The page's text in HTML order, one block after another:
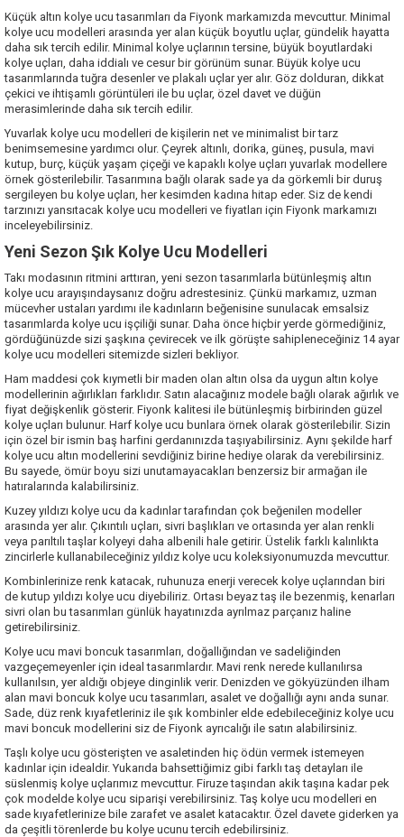
Küçük altın kolye ucu tasarımları da Fiyonk markamızda mevcuttur. Minimal
kolye ucu modelleri arasında yer alan küçük boyutlu uçlar, gündelik hayatta
daha sık tercih edilir. Minimal kolye uçlarının tersine, büyük boyutlardaki
kolye uçları, daha iddialı ve cesur bir görünüm sunar. Büyük kolye ucu
tasarımlarında tuğra desenler ve plakalı uçlar yer alır. Göz dolduran, dikkat
çekici ve ihtişamlı görüntüleri ile bu uçlar, özel davet ve düğün
merasimlerinde daha sık tercih edilir.
Yuvarlak kolye ucu modelleri de kişilerin net ve minimalist bir tarz
benimsemesine yardımcı olur. Çeyrek altınlı, dorika, güneş, pusula, mavi
kutup, burç, küçük yaşam çiçeği ve kapaklı kolye uçları yuvarlak modellere
örnek gösterilebilir. Tasarımına bağlı olarak sade ya da görkemli bir duruş
sergileyen bu kolye uçları, her kesimden kadına hitap eder. Siz de kendi
tarzınızı yansıtacak kolye ucu modelleri ve fiyatları için Fiyonk markamızı
inceleyebilirsiniz.
Yeni Sezon Şık Kolye Ucu Modelleri
Takı modasının ritmini arttıran, yeni sezon tasarımlarla bütünleşmiş altın
kolye ucu arayışındaysanız doğru adrestesiniz. Çünkü markamız, uzman
mücevher ustaları yardımı ile kadınların beğenisine sunulacak emsalsiz
tasarımlarda kolye ucu işçiliği sunar. Daha önce hiçbir yerde görmediğiniz,
gördüğünüzde sizi şaşkına çevirecek ve ilk görüşte sahipleneceğiniz 14 ayar
kolye ucu modelleri sitemizde sizleri bekliyor.
Ham maddesi çok kıymetli bir maden olan altın olsa da uygun altın kolye
modellerinin ağırlıkları farklıdır. Satın alacağınız modele bağlı olarak ağırlık ve
fiyat değişkenlik gösterir. Fiyonk kalitesi ile bütünleşmiş birbirinden güzel
kolye uçları bulunur. Harf kolye ucu bunlara örnek olarak gösterilebilir. Sizin
için özel bir ismin baş harfini gerdanınızda taşıyabilirsiniz. Aynı şekilde harf
kolye ucu altın modellerini sevdiğiniz birine hediye olarak da verebilirsiniz.
Bu sayede, ömür boyu sizi unutamayacakları benzersiz bir armağan ile
hatıralarında kalabilirsiniz.
Kuzey yıldızı kolye ucu da kadınlar tarafından çok beğenilen modeller
arasında yer alır. Çıkıntılı uçları, sivri başlıkları ve ortasında yer alan renkli
veya parıltılı taşlar kolyeyi daha albenili hale getirir. Üstelik farklı kalınlıkta
zincirlerle kullanabileceğiniz yıldız kolye ucu koleksiyonumuzda mevcuttur.
Kombinlerinize renk katacak, ruhunuza enerji verecek kolye uçlarından biri
de kutup yıldızı kolye ucu diyebiliriz. Ortası beyaz taş ile bezenmiş, kenarları
sivri olan bu tasarımları günlük hayatınızda ayrılmaz parçanız haline
getirebilirsiniz.
Kolye ucu mavi boncuk tasarımları, doğallığından ve sadeliğinden
vazgeçemeyenler için ideal tasarımlardır. Mavi renk nerede kullanılırsa
kullanılsın, yer aldığı objeye dinginlik verir. Denizden ve gökyüzünden ilham
alan mavi boncuk kolye ucu tasarımları, asalet ve doğallığı aynı anda sunar.
Sade, düz renk kıyafetleriniz ile şık kombinler elde edebileceğiniz kolye ucu
mavi boncuk modellerini siz de Fiyonk ayrıcalığı ile satın alabilirsiniz.
Taşlı kolye ucu gösterişten ve asaletinden hiç ödün vermek istemeyen
kadınlar için idealdir. Yukarıda bahsettiğimiz gibi farklı taş detayları ile
süslenmiş kolye uçlarımız mevcuttur. Firuze taşından akik taşına kadar pek
çok modelde kolye ucu siparişi verebilirsiniz. Taş kolye ucu modelleri en
sade kıyafetlerinize bile zarafet ve asalet katacaktır. Özel davete giderken ya
da çeşitli törenlerde bu kolye ucunu tercih edebilirsiniz.